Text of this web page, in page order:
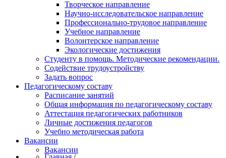
Творческое направление
Научно-исследовательское направление
Профессионально-трудовое направление
Учебное направление
Волонтерское направление
Экологические достижения
Студенту в помощь. Методические рекомендации.
Содействие трудоустройству
Задать вопрос
Педагогическому составу
Расписание занятий
Общая информация по педагогическому составу
Аттестация педагогических работников
Личные достижения педагогов
Учебно методическая работа
Вакансии
Вакансии